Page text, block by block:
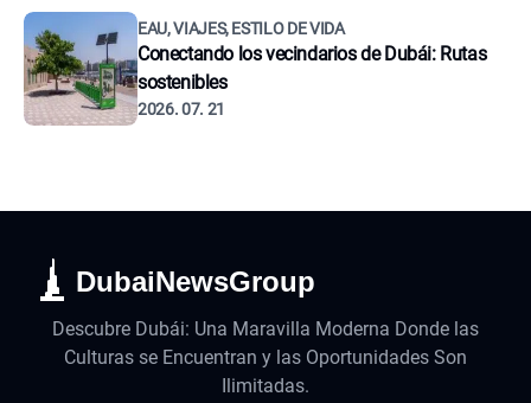
EAU, VIAJES, ESTILO DE VIDA
Conectando los vecindarios de Dubái: Rutas
sostenibles
2026. 07. 21
DubaiNewsGroup
Descubre Dubái: Una Maravilla Moderna Donde las
Culturas se Encuentran y las Oportunidades Son
Ilimitadas.